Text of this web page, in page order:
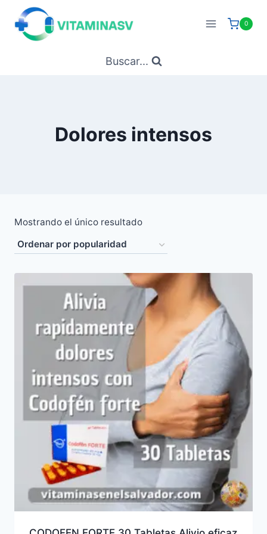
Saltar
contenido
0
Buscar...
Dolores intensos
Mostrando el único resultado